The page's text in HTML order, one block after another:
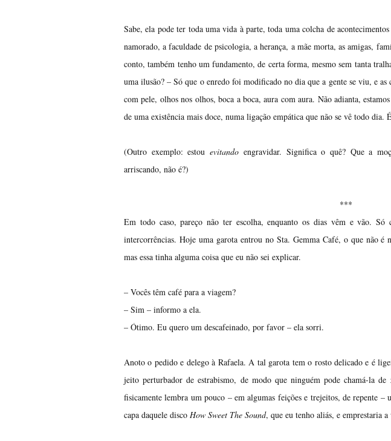
Sabe, ela pode ter toda uma vida à parte, toda uma colcha de
namorado, a faculdade de psicologia, a herança, a mãe morta, as amigas,
conto, também tenho um fundamento, de certa forma, mesmo sem tanta
uma ilusão? – Só que o enredo foi modificado no dia que a gente se viu, e
com pele, olhos nos olhos, boca a boca, aura com aura. Não adianta,
de uma existência mais doce, numa ligação empática que não se vê todo dia.
(Outro exemplo: estouevitando engravidar. Significa o quê? Que a
arriscando, não é?)
***
Em todo caso, pareço não ter escolha, enquanto os dias vêm e vão.
intercorrências. Hoje uma garota entrou no Sta. Gemma Café, o que não é
mas essa tinha alguma coisa que eu não sei explicar.
– Vocês têm café para a viagem?
– Sim – informo a ela.
– Ótimo. Eu quero um descafeinado, por favor – ela sorri.
Anoto o pedido e delego à Rafaela. A tal garota tem o rosto delicado e é
jeito perturbador de estrabismo, de modo que ninguém pode chamá-la
fisicamente lembra um pouco – em algumas feições e trejeitos, de repente –
capa daquele disco How Sweet The Sound, que eu tenho aliás, e emprestaria